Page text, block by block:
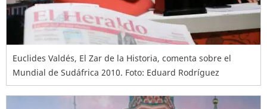
Euclides Valdés, El Zar de la Historia, comenta sobre el
Mundial de Sudáfrica 2010. Foto: Eduard Rodríguez